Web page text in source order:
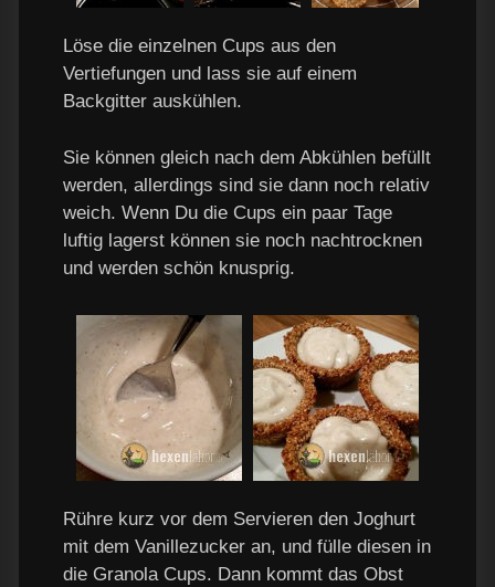
Löse die einzelnen Cups aus den
Vertiefungen und lass sie auf einem
Backgitter auskühlen.
Sie können gleich nach dem Abkühlen befüllt
werden, allerdings sind sie dann noch relativ
weich. Wenn Du die Cups ein paar Tage
luftig lagerst können sie noch nachtrocknen
und werden schön knusprig.
Rühre kurz vor dem Servieren den Joghurt
mit dem Vanillezucker an, und fülle diesen in
die Granola Cups. Dann kommt das Obst